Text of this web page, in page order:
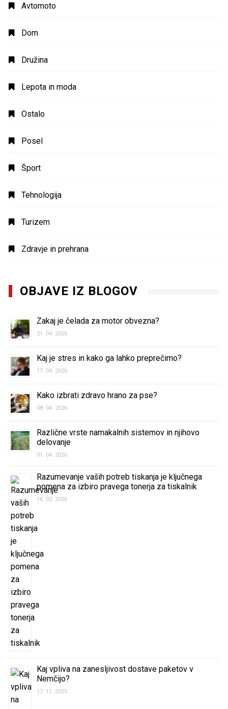
Avtomoto
Dom
Družina
Lepota in moda
Ostalo
Posel
Šport
Tehnologija
Turizem
Zdravje in prehrana
OBJAVE IZ BLOGOV
Zakaj je čelada za motor obvezna?
21. 04. 2026
Kaj je stres in kako ga lahko preprečimo?
17. 04. 2026
Kako izbrati zdravo hrano za pse?
08. 04. 2026
Različne vrste namakalnih sistemov in njihovo
delovanje
01. 04. 2026
Razumevanje vaših potreb tiskanja je ključnega
pomena za izbiro pravega tonerja za tiskalnik
16. 02. 2026
Kaj vpliva na zanesljivost dostave paketov v
Nemčijo?
17. 11. 2025